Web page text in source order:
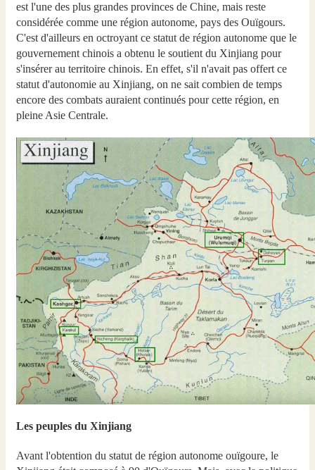
est l'une des plus grandes provinces de Chine, mais reste
considérée comme une région autonome, pays des Ouïgours.
C'est d'ailleurs en octroyant ce statut de région autonome que le
gouvernement chinois a obtenu le soutient du Xinjiang pour
s'insérer au territoire chinois. En effet, s'il n'avait pas offert ce
statut d'autonomie au Xinjiang, on ne sait combien de temps
encore des combats auraient continués pour cette région, en
pleine Asie Centrale.
Les peuples du Xinjiang
Avant l'obtention du statut de région autonome ouïgoure, le